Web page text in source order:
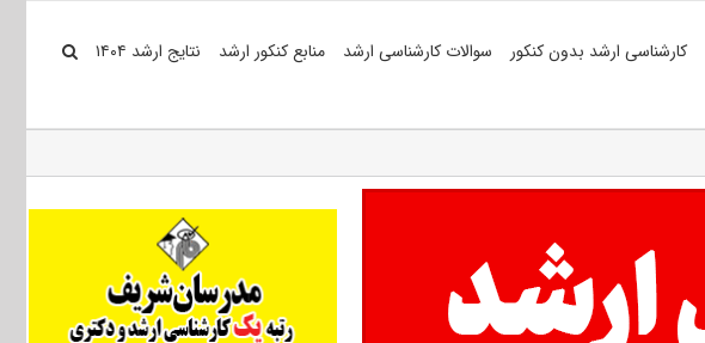
کارشناسی ارشد بدون کنکور سوالات کارشناسی ارشد منابع کنکور ارشد نتایج ارشد ۱۴۰۴